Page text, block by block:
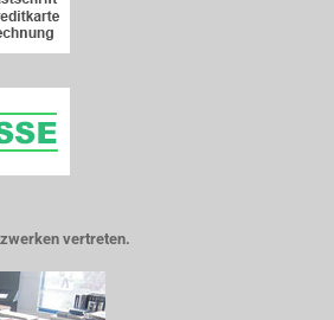
vertreten.